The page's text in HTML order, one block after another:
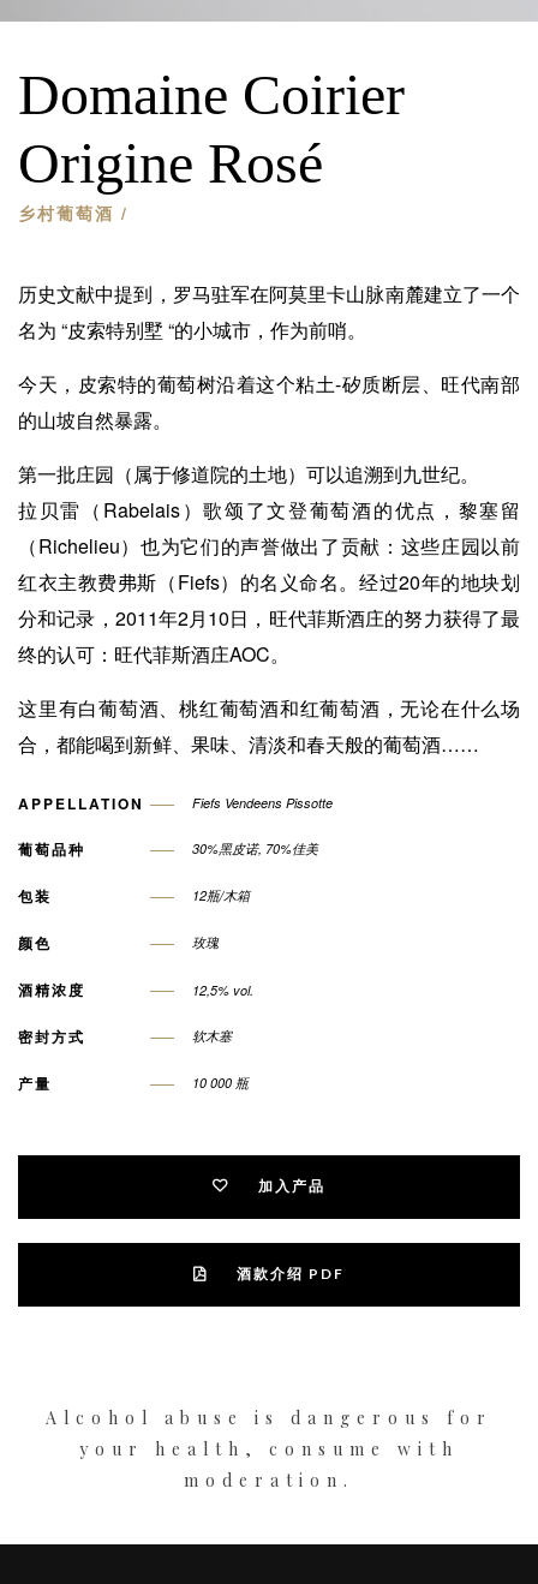
Domaine Coirier
Origine Rosé
乡村葡萄酒 /
历史文献中提到，罗马驻军在阿莫里卡山脉南麓建立了一个
名为 “皮索特别墅 “的小城市，作为前哨。
今天，皮索特的葡萄树沿着这个粘土-矽质断层、旺代南部
的山坡自然暴露。
第一批庄园（属于修道院的土地）可以追溯到九世纪。
拉贝雷（Rabelais）歌颂了文登葡萄酒的优点，黎塞留
（Richelieu）也为它们的声誉做出了贡献：这些庄园以前
红衣主教费弗斯（Fiefs）的名义命名。经过20年的地块划
分和记录，2011年2月10日，旺代菲斯酒庄的努力获得了最
终的认可：旺代菲斯酒庄AOC。
这里有白葡萄酒、桃红葡萄酒和红葡萄酒，无论在什么场
合，都能喝到新鲜、果味、清淡和春天般的葡萄酒……
APPELLATION Fiefs Vendeens Pissotte
葡萄品种 30%黑皮诺, 70%佳美
包装 12瓶/木箱
颜色 玫瑰
酒精浓度 12,5% vol.
密封方式 软木塞
产量 10 000 瓶
加入产品
酒款介绍 PDF
Alcohol abuse is dangerous for
your health, consume with
moderation.